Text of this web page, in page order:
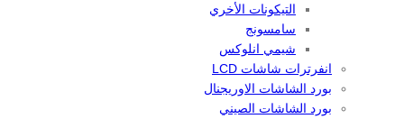
التيكونات الأخري
سامسونج
شيمي انلوكس
انفرترات شاشات LCD
بورد الشاشات الاوريجنال
بورد الشاشات الصيني